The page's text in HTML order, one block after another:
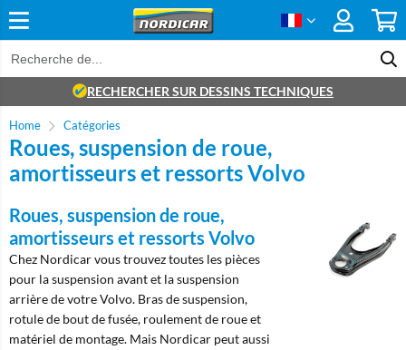
RECHERCHER SUR DESSINS TECHNIQUES
Home Catégories
Roues, suspension de roue,
amortisseurs et ressorts Volvo
Roues, suspension de roue,
amortisseurs et ressorts Volvo
Chez Nordicar vous trouvez toutes les pièces
pour la suspension avant et la suspension
arrière de votre Volvo. Bras de suspension,
rotule de bout de fusée, roulement de roue et
matériel de montage. Mais Nordicar peut aussi